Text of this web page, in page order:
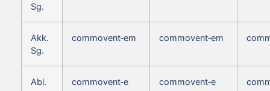
Sg.
Akk.
Sg.
commovent‑em commovent‑em
Abl.
commovent‑e commovent‑e